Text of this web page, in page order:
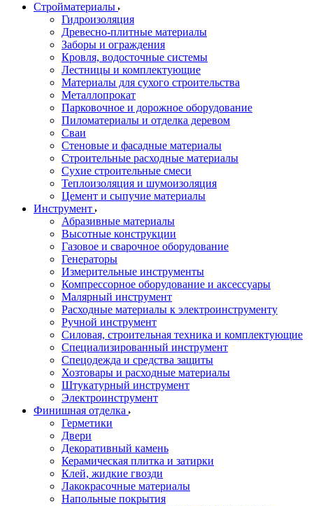
Стройматериалы
Гидроизоляция
Древесно-плитные материалы
Заборы и ограждения
Кровля, водосточные системы
Лестницы и комплектующие
Материалы для сухого строительства
Металлопрокат
Парковочное и дорожное оборудование
Пиломатериалы и отделка деревом
Сваи
Стеновые и фасадные материалы
Строительные расходные материалы
Сухие строительные смеси
Теплоизоляция и шумоизоляция
Цемент и сыпучие материалы
Инструмент
Абразивные материалы
Высотные конструкции
Газовое и сварочное оборудование
Генераторы
Измерительные инструменты
Компрессорное оборудование и аксессуары
Малярный инструмент
Расходные материалы к электроинструменту
Ручной инструмент
Силовая, строительная техника и комплектующие
Специализированный инструмент
Спецодежда и средства защиты
Хозтовары и расходные материалы
Штукатурный инструмент
Электроинструмент
Финишная отделка
Герметики
Двери
Декоративный камень
Керамическая плитка и затирки
Клей, жидкие гвозди
Лакокрасочные материалы
Напольные покрытия